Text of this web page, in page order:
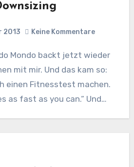
2013 Keine Kommentare
mit mir. Und das kam so:
einen Fitnesstest machen.
as fast as you can.“ Und…